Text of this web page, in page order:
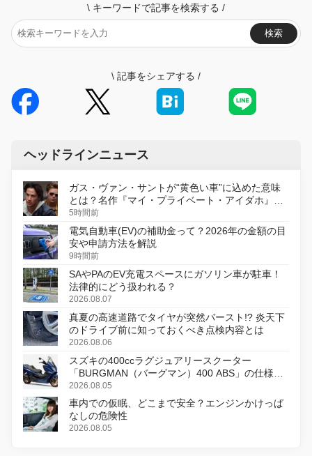
\ キーワードで記事を検索する /
検索
\ 記事をシェアする /
ヘッドラインニュース
ガス・ヴァン・サントが“黄色い車”に込めた意味
とは？名作『マイ・プライベート・アイダホ』が
初のデジタルリマスター版で復活
5時間前
電気自動車(EV)の補助金って？2026年の金額の目
安や申請方法を解説
9時間前
SAやPAのEV充電スペースにガソリン車が駐車！
法律的にどう扱われる？
2026.08.07
真夏の高速道路でタイヤが突然バースト!? 炎天下
のドライブ前に知っておくべき点検内容とは
2026.08.06
スズキの400ccラグジュアリースクーター
「BURGMAN（バーグマン）400 ABS」の仕様を
変更し、8月18日に発売
2026.08.05
車内での仮眠、どこまで安全？エンジンかけっぱ
なしの危険性
2026.08.05